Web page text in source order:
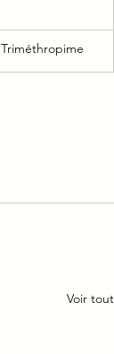
Triméthropime
Voir tout